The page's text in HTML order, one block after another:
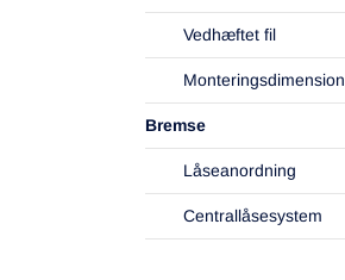
Vedhæftet fil
Monteringsdimension
Bremse
Låseanordning
Centrallåsesystem